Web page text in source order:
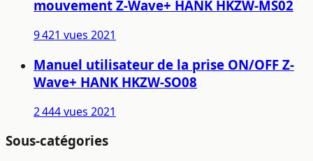
mouvement Z-Wave+ HANK HKZW-MS02
9 421 vues 2021
Manuel utilisateur de la prise ON/OFF Z-
Wave+ HANK HKZW-SO08
2 444 vues 2021
Sous-catégories